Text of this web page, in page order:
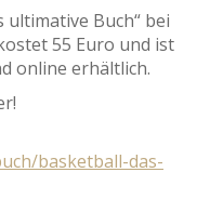
ultimative Buch“ bei
55 Euro und ist
online erhältlich.
basketball-das-